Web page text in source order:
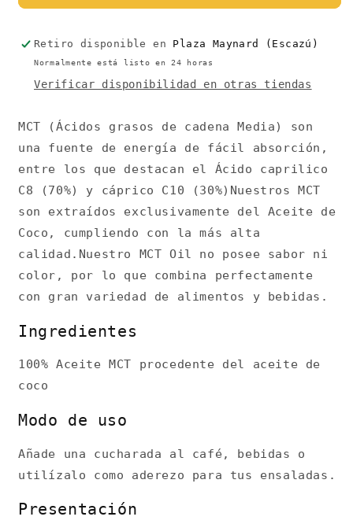
Retiro disponible en Plaza Maynard (Escazú)
Normalmente está listo en 24 horas
Verificar disponibilidad en otras tiendas
MCT (Ácidos grasos de cadena Media) son
una fuente de energía de fácil absorción,
entre los que destacan el Ácido caprilico
C8 (70%) y cáprico C10 (30%)Nuestros MCT
son extraídos exclusivamente del Aceite de
Coco, cumpliendo con la más alta
calidad.Nuestro MCT Oil no posee sabor ni
color, por lo que combina perfectamente
con gran variedad de alimentos y bebidas.
Ingredientes
100% Aceite MCT procedente del aceite de
coco
Modo de uso
Añade una cucharada al café, bebidas o
utilízalo como aderezo para tus ensaladas.
Presentación